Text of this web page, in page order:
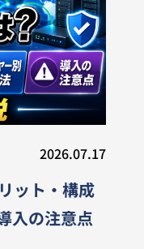
2026.07.17
ット・構成
入の注意点